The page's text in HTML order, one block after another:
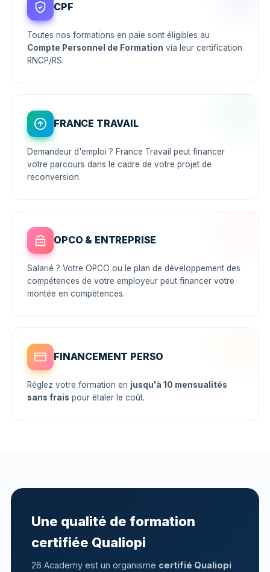
CPF
Toutes nos formations en paie sont éligibles au
Compte Personnel de Formation via leur certification
RNCP/RS.
FRANCE TRAVAIL
Demandeur d'emploi ? France Travail peut financer
votre parcours dans le cadre de votre projet de
reconversion.
OPCO & ENTREPRISE
Salarié ? Votre OPCO ou le plan de développement des
compétences de votre employeur peut financer votre
montée en compétences.
FINANCEMENT PERSO
Réglez votre formation en jusqu'à 10 mensualités
sans frais pour étaler le coût.
Une qualité de formation
certifiée Qualiopi
26 Academy est un organisme certifié Qualiopi